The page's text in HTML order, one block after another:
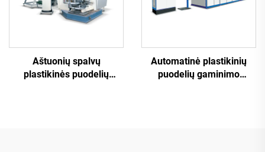
Aštuonių spalvų
plastikinės puodelių
Automatinė plastikinių
puodelių gaminimo